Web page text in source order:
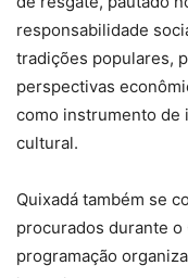
responsabilidade
tradições populares,
perspectivas
como instrumento de
cultural.
Quixadá também se
procurados durante o
programação